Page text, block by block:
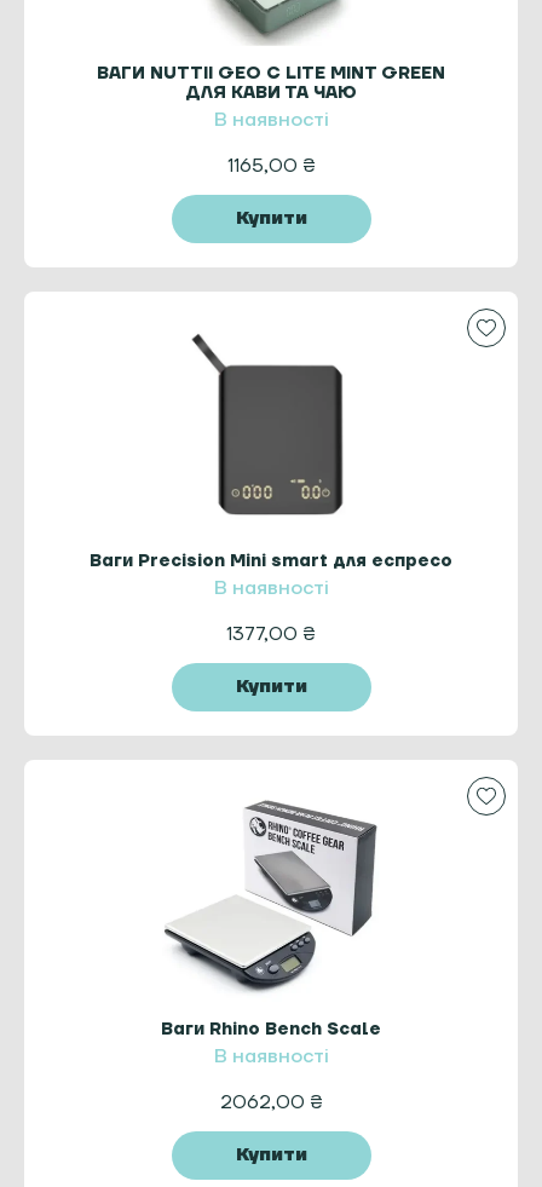
ВАГИ NUTTII GEO C LITE MINT GREEN
ДЛЯ КАВИ ТА ЧАЮ
В наявності
1165,00 ₴
Купити
Ваги Precision Mini smart для еспресо
В наявності
1377,00 ₴
Купити
Ваги Rhino Bench Scale
В наявності
2062,00 ₴
Купити